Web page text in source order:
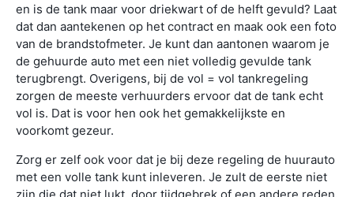
en is de tank maar voor driekwart of de helft gevuld? Laat
dat dan aantekenen op het contract en maak ook een foto
van de brandstofmeter. Je kunt dan aantonen waarom je
de gehuurde auto met een niet volledig gevulde tank
terugbrengt. Overigens, bij de vol = vol tankregeling
zorgen de meeste verhuurders ervoor dat de tank echt
vol is. Dat is voor hen ook het gemakkelijkste en
voorkomt gezeur.
Zorg er zelf ook voor dat je bij deze regeling de huurauto
met een volle tank kunt inleveren. Je zult de eerste niet
zijn die dat niet lukt, door tijdgebrek of een andere reden.